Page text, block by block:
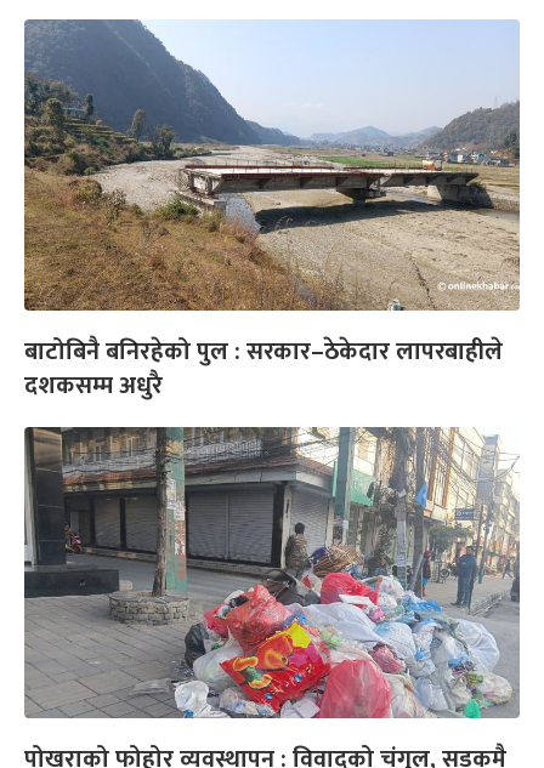
बाटोबिनै बनिरहेको पुल : सरकार–ठेकेदार लापरबाहीले
दशकसम्म अधुरै
पोखराको फोहोर व्यवस्थापन : विवादको चंगुल, सडकमै